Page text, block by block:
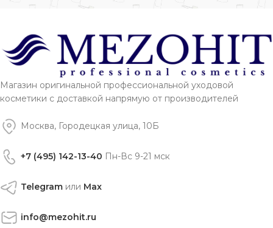
Магазин оригинальной профессиональной уходовой
косметики с доставкой напрямую от производителей
Москва, Городецкая улица, 10Б
+7 (495) 142-13-40 Пн-Вс 9-21 мск
Telegram или Max
info@mezohit.ru